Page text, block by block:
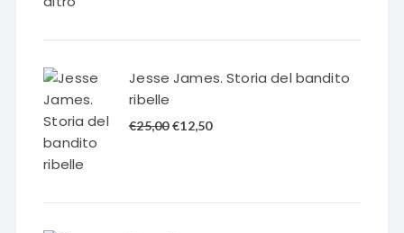
€20,00. €10,00.
Jesse James. Storia del bandito
ribelle
€25,00 Il
€12,50Il